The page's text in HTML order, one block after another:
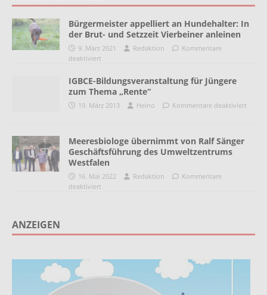
Bürgermeister appelliert an Hundehalter: In
der Brut- und Setzzeit Vierbeiner anleinen
9. März 2021 Redaktion
Kommentare
deaktiviert
IGBCE-Bildungsveranstaltung für Jüngere
zum Thema „Rente“
19. März 2013 Heino Kommentare deaktiviert
Meeresbiologe übernimmt von Ralf Sänger
Geschäftsführung des Umweltzentrums
Westfalen
16. Mai 2022 Redaktion
Kommentare
deaktiviert
ANZEIGEN